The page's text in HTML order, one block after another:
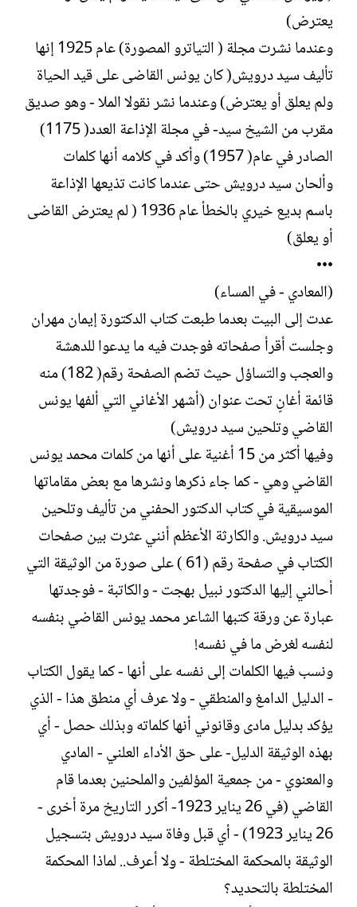
يعترض)
وعندما نشرت مجلة ( التياترو المصورة) عام 1925 إنها
تأليف سيد درويش( كان يونس القاضى على قيد الحياة
ولم يعلق أو يعترض) وعندما نشر نقولا الملا - وهو صديق
مقرب من الشيخ سيد- في مجلة الإذاعة العدد( 1175)
الصادر في عام( 1957) وأكد في كلامه أنها كلمات
وألحان سيد درويش حتى عندما كانت تذيعها الإذاعة
باسم بديع خيري بالخطأ عام 1936 ( لم يعترض القاضى
أو يعلق)
•••
(المعادي - في المساء)
عدت إلى البيت بعدما طبعت كتاب الدكتورة إيمان مهران
وجلست أقرأ صفحاته فوجدت فيه ما يدعوا للدهشة
والعجب والتساؤل حيث تضم الصفحة رقم( 182) منه
قائمة أغانٍ تحت عنوان (أشهر الأغاني التي ألفها يونس
القاضي وتلحين سيد درويش)
وفيها أكثر من 15 أغنية على أنها من كلمات محمد يونس
القاضي وهي - كما جاء ذكرها ونشرها مع بعض مقاماتها
الموسيقية في كتاب الدكتور الحفني من تأليف وتلحين
سيد درويش. والكارثة الأعظم أنني عثرت بين صفحات
الكتاب في صفحة رقم (61 ) على صورة من الوثيقة التي
أحالني إليها الدكتور نبيل بهجت - والكاتبة - فوجدتها
عبارة عن ورقة كتبها الشاعر محمد يونس القاضي بنفسه
لنفسه لغرض ما في نفسه!
ونسب فيها الكلمات إلى نفسه على أنها - كما يقول الكتاب
- الدليل الدامغ والمنطقي - ولا عرف أي منطق هذا - الذي
يؤكد بدليل مادى وقانوني أنها كلماته وبذلك حصل - أي
بهذه الوثيقة الدليل- على حق الأداء العلني - المادي
والمعنوي - من جمعية المؤلفين والملحنين بعدما قام
القاضي (في 26 يناير 1923- أكرر التاريخ مرة أخرى -
26 يناير 1923) - أي قبل وفاة سيد درويش بتسجيل
الوثيقة بالمحكمة المختلطة - ولا أعرف.. لماذا المحكمة
المختلطة بالتحديد؟